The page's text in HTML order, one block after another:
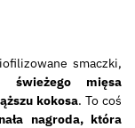
smaczki,
świeżego mięsa
kokosa. To coś
nagroda, która